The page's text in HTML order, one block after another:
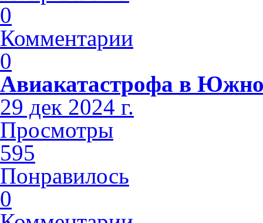
0
Комментарии
0
Авиакатастрофа в
29 дек 2024 г.
Просмотры
595
Понравилось
0